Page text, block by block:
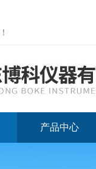
！
产品中心